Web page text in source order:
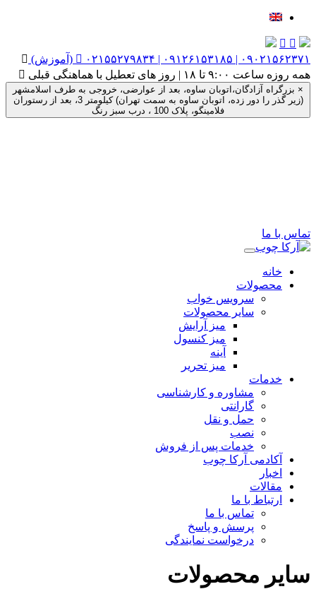
 
 ۰۲۱۵۵۲۷۹۸۳۴ | ۰۹۱۲۶۱۵۳۱۸۵ | ۰۹۰۲۱۵۶۲۳۷۱ (آموزش)

همه روزه ساعت ۹:۰۰ تا ۱۸ | روز های تعطیل با هماهنگی قبلی

× بزرگراه آزادگان،اتوبان ساوه، بعد از عوارضی، خروجی به طرف اسلامشهر
(زیر گذر را دور زده، اتوبان ساوه به سمت تهران) کیلومتر 3، بعد از رستوران
فلامینگو، پلاک 100 ، درب سبز رنگ
تماس با ما
خانه
محصولات
سرویس خواب
سایر محصولات
میز آرایش
میز کنسول
آینه
میز تحریر
خدمات
مشاوره و کارشناسی
گارانتی
حمل و نقل
نصب
خدمات پس از فروش
آکادمی آرکا چوب
اخبار
مقالات
ارتباط با ما
تماس با ما
پرسش و پاسخ
درخواست نمایندگی
سایر محصولات